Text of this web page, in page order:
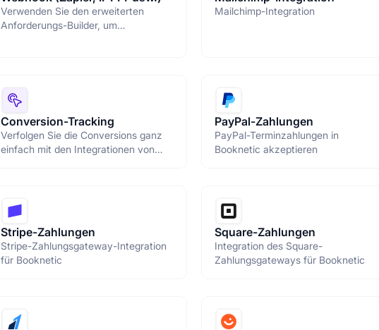
Verwenden Sie den erweiterten
Anforderungs-Builder, um
Mailchimp-Integration
Conversion-Tracking
Verfolgen Sie die Conversions ganz
einfach mit den Integrationen von
PayPal-Zahlungen
PayPal-Terminzahlungen in
Booknetic akzeptieren
Stripe-Zahlungen
Stripe-Zahlungsgateway-Integration
für Booknetic
Square-Zahlungen
Integration des Square-
Zahlungsgateways für Booknetic